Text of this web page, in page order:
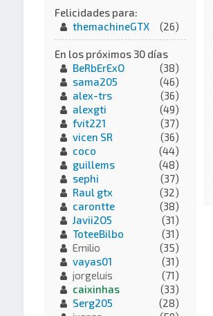
Felicidades para:
themachineGTX
(26)
En los próximos 30 días
BeRbErExO
(38)
sama205
(46)
alex-trs
(36)
alexgti
(49)
fvit221
(37)
vicen SR
(36)
coco
(44)
guillems
(48)
sephi
(37)
Raul gtx
(32)
carontte
(38)
Javii2O5
(31)
ToteeBilbo
(31)
Emilio
(35)
vayas01
(31)
jorgeluis
(71)
caixinhas
(33)
Serg205
(28)